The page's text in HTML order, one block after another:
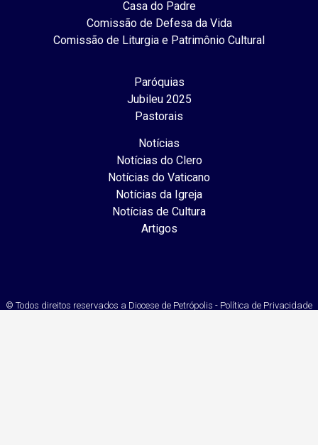
Casa do Padre
Comissão de Defesa da Vida
Comissão de Liturgia e Patrimônio Cultural
Paróquias
Jubileu 2025
Pastorais
Notícias
Notícias do Clero
Notícias do Vaticano
Notícias da Igreja
Notícias de Cultura
Artigos
© Todos direitos reservados a Diocese de Petrópolis - Política de Privacidade